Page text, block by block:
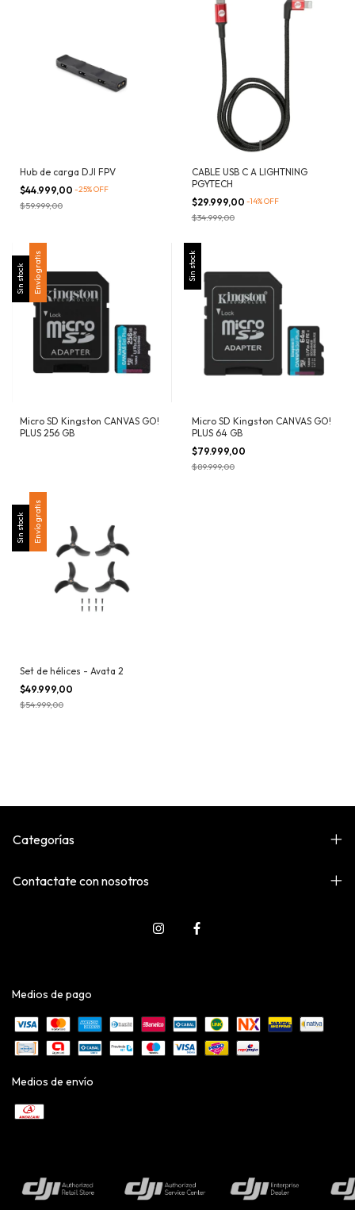
Hub de carga DJI FPV
$44.999,00 -25%OFF
$59.999,00
CABLE USB C A LIGHTNING
PGYTECH
$29.999,00 -14%OFF
$34.999,00
Sin stock Envío gratis
Micro SD Kingston CANVAS GO!
PLUS 256 GB
Sin stock
Micro SD Kingston CANVAS GO!
PLUS 64 GB
$79.999,00
$89.999,00
Sin stock Envío gratis
Set de hélices - Avata 2
$49.999,00
$54.999,00
Categorías
Contactate con nosotros
Medios de pago
Medios de envío